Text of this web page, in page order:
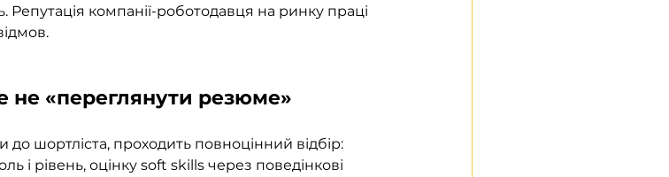
Репутація компанії-роботодавця на ринку праці
не «переглянути резюме»
шортліста, проходить повноцінний відбір:
і рівень, оцінку soft skills через поведінкові